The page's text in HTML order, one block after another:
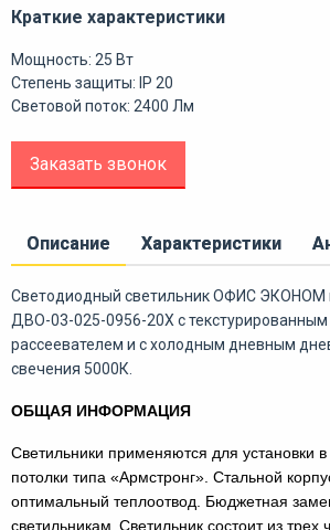
Краткие характеристики
Мощность: 25 Вт
Степень защиты: IP 20
Световой поток: 2400 Лм
Заказать звонок
Описание Характеристики
Светодиодный светильник ОФИС ЭКОНОМ
ДВО-03-025-0956-20Х с
рассеевателем и с холодным дневным
свечения 5000К.
ОБЩАЯ ИНФОРМАЦИЯ
Светильники применяются для установки
потолки типа «Армстронг». Стальной
оптимальный теплоотвод. Бюджетная
светильникам. Светильник состоит из трех